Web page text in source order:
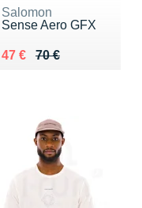
Salomon
Sense Aero GFX
70 €
Au lieu de 70 €
47 €
Vendu 47 €